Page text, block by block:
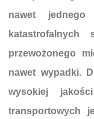
nawet
katastrofalnych
przewożonego
nawet wypadki.
wysokiej
transportowych